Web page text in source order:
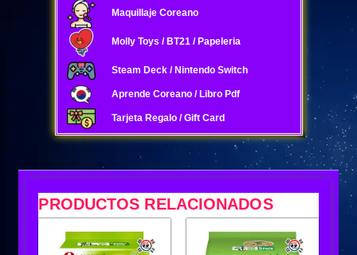
Maquillaje Coreano
Molly Toys / BT21 / Papeleria
Steam Deck / Nintendo Switch
Aprende Coreano / Libro Pdf
Tarjeta Regalo / Gift Card
PRODUCTOS RELACIONADOS